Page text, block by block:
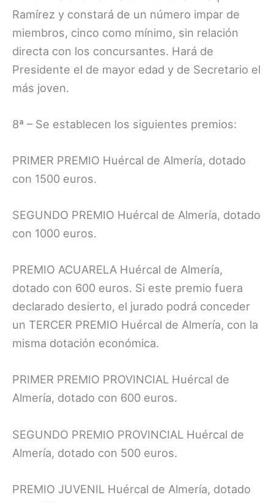
Ramírez y constará de un número impar de
miembros, cinco como mínimo, sin relación
directa con los concursantes. Hará de
Presidente el de mayor edad y de Secretario el
más joven.
8ª – Se establecen los siguientes premios:
PRIMER PREMIO Huércal de Almería, dotado
con 1500 euros.
SEGUNDO PREMIO Huércal de Almería, dotado
con 1000 euros.
PREMIO ACUARELA Huércal de Almería,
dotado con 600 euros. Si este premio fuera
declarado desierto, el jurado podrá conceder
un TERCER PREMIO Huércal de Almería, con la
misma dotación económica.
PRIMER PREMIO PROVINCIAL Huércal de
Almería, dotado con 600 euros.
SEGUNDO PREMIO PROVINCIAL Huércal de
Almería, dotado con 500 euros.
PREMIO JUVENIL Huércal de Almería, dotado